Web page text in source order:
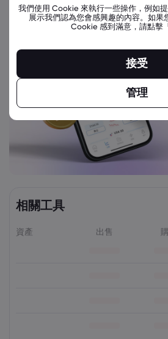
相關工具
資產 出售
我們使用 Cookie 來執行一些操作，例如
展示我們認為您會感興趣的內容。如果
Cookie 感到滿意，請點擊
接受
管理